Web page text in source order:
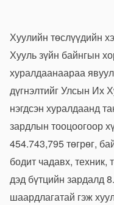
Хуулийн төслүүдийн
Хууль зүйн байнгын
хуралдаанаараа
дүгнэлтийг Улсын Их
нэгдсэн хуралдаанд
зардлын тооцоогоор
454.743,795 төгрөг,
бодит чадавх, техник,
дэд бүтцийн зардалд
шаардлагатай гэж